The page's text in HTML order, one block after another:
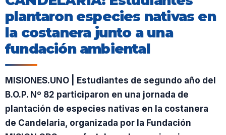
plantaron especies nativas en
la costanera junto a una
fundación ambiental
MISIONES.UNO | Estudiantes de segundo año del
B.O.P. Nº 82 participaron en una jornada de
plantación de especies nativas en la costanera
de Candelaria, organizada por la Fundación